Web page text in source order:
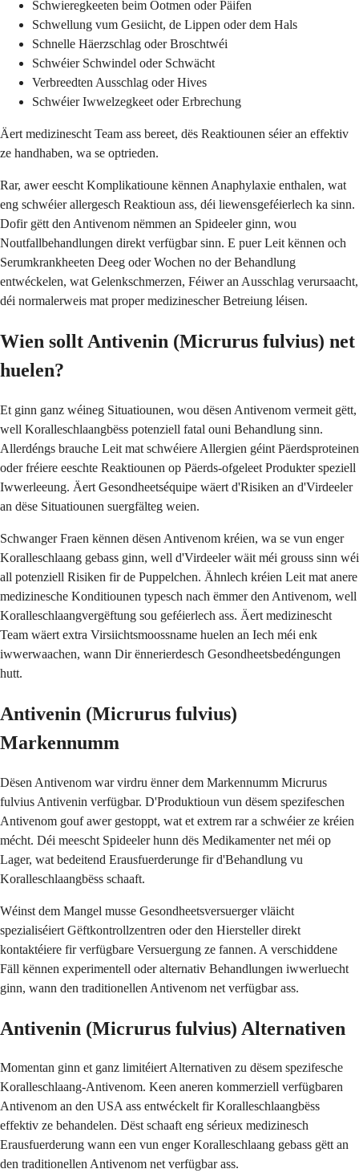
Schwieregkeeten beim Ootmen oder Päifen
Schwellung vum Gesiicht, de Lippen oder dem Hals
Schnelle Häerzschlag oder Broschtwéi
Schwéier Schwindel oder Schwächt
Verbreedten Ausschlag oder Hives
Schwéier Iwwelzegkeet oder Erbrechung
Äert medizinescht Team ass bereet, dës Reaktiounen séier an effektiv
ze handhaben, wa se optrieden.
Rar, awer eescht Komplikatioune kënnen Anaphylaxie enthalen, wat
eng schwéier allergesch Reaktioun ass, déi liewensgeféierlech ka sinn.
Dofir gëtt den Antivenom nëmmen an Spideeler ginn, wou
Noutfallbehandlungen direkt verfügbar sinn. E puer Leit kënnen och
Serumkrankheeten Deeg oder Wochen no der Behandlung
entwéckelen, wat Gelenkschmerzen, Féiwer an Ausschlag verursaacht,
déi normalerweis mat proper medizinescher Betreiung léisen.
Wien sollt Antivenin (Micrurus fulvius) net
huelen?
Et ginn ganz wéineg Situatiounen, wou dësen Antivenom vermeit gëtt,
well Koralleschlaangbëss potenziell fatal ouni Behandlung sinn.
Allerdéngs brauche Leit mat schwéiere Allergien géint Päerdsproteinen
oder fréiere eeschte Reaktiounen op Päerds-ofgeleet Produkter speziell
Iwwerleeung. Äert Gesondheetséquipe wäert d'Risiken an d'Virdeeler
an dëse Situatiounen suergfälteg weien.
Schwanger Fraen kënnen dësen Antivenom kréien, wa se vun enger
Koralleschlaang gebass ginn, well d'Virdeeler wäit méi grouss sinn wéi
all potenziell Risiken fir de Puppelchen. Ähnlech kréien Leit mat anere
medizinesche Konditiounen typesch nach ëmmer den Antivenom, well
Koralleschlaangvergëftung sou geféierlech ass. Äert medizinescht
Team wäert extra Virsiichtsmoossname huelen an Iech méi enk
iwwerwaachen, wann Dir ënnerierdesch Gesondheetsbedéngungen
hutt.
Antivenin (Micrurus fulvius)
Markennumm
Dësen Antivenom war virdru ënner dem Markennumm Micrurus
fulvius Antivenin verfügbar. D'Produktioun vun dësem spezifeschen
Antivenom gouf awer gestoppt, wat et extrem rar a schwéier ze kréien
mécht. Déi meescht Spideeler hunn dës Medikamenter net méi op
Lager, wat bedeitend Erausfuerderunge fir d'Behandlung vu
Koralleschlaangbëss schaaft.
Wéinst dem Mangel musse Gesondheetsversuerger vläicht
spezialiséiert Gëftkontrollzentren oder den Hiersteller direkt
kontaktéiere fir verfügbare Versuergung ze fannen. A verschiddene
Fäll kënnen experimentell oder alternativ Behandlungen iwwerluecht
ginn, wann den traditionellen Antivenom net verfügbar ass.
Antivenin (Micrurus fulvius) Alternativen
Momentan ginn et ganz limitéiert Alternativen zu dësem spezifesche
Koralleschlaang-Antivenom. Keen aneren kommerziell verfügbaren
Antivenom an den USA ass entwéckelt fir Koralleschlaangbëss
effektiv ze behandelen. Dëst schaaft eng sérieux medizinesch
Erausfuerderung wann een vun enger Koralleschlaang gebass gëtt an
den traditionellen Antivenom net verfügbar ass.